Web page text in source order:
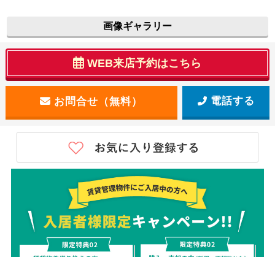
画像ギャラリー
WEB来店予約はこちら
電話する